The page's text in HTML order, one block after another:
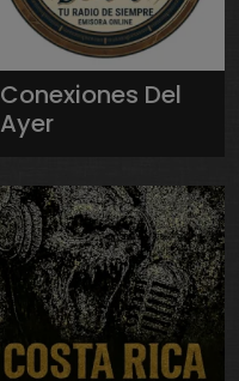
Conexiones Del
Ayer